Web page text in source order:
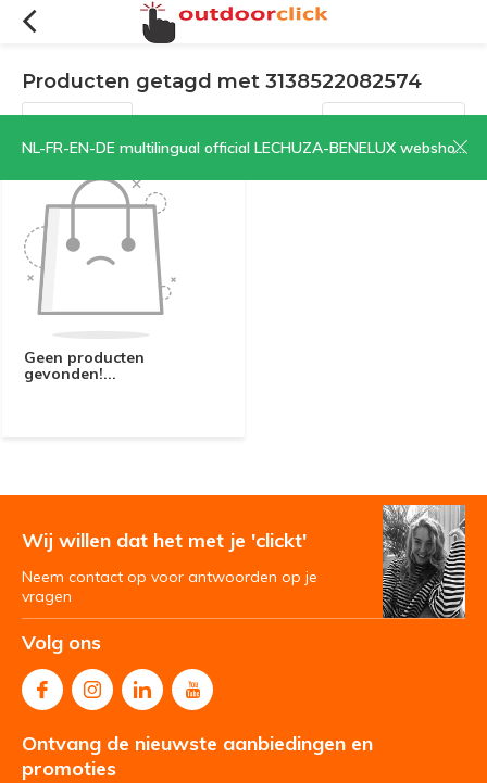
NL-FR-EN-DE multilingual official LECHUZA-BENELUX webshop | CLICK HERE NOW!
Producten getagd met 3138522082574
Filters Sorteren op:
Geen producten
gevonden!...
Wij willen dat het met je 'clickt'
Neem contact op voor antwoorden op je
vragen
Volg ons
Ontvang de nieuwste aanbiedingen en
promoties